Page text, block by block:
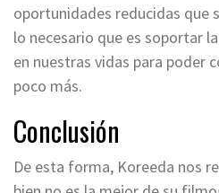
oportunidades reducidas que
lo necesario que es soportar
en nuestras vidas para poder
poco más.
Conclusión
De esta forma, Koreeda nos